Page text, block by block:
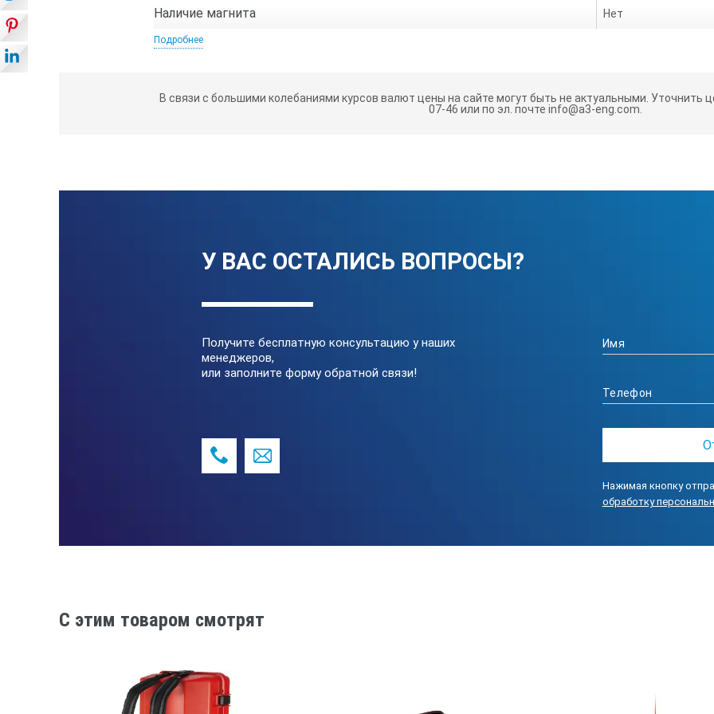
Наличие магнита Нет
Габариты
Подробнее
В связи с большими колебаниями курсов валют цены на сайте могут быть не актуальными. Уточнить
07-46 или по эл. почте info@a3-eng.com.
У ВАС ОСТАЛИСЬ ВОПРОСЫ?
Получите бесплатную консультацию у наших
менеджеров,
или заполните форму обратной связи!
Нажимая кнопку
обработку
C этим товаром смотрят